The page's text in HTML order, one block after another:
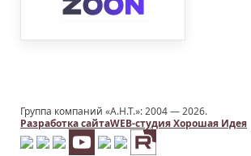
Группа компаний «А.Н.Т.»: 2004 —2026.
Разработка сайтаWEB-студия Хорошая Идея
Заказать услугу